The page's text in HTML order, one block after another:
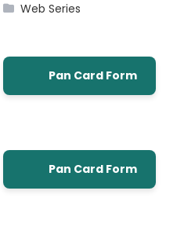
Web Series
Pan Card Form
Pan Card Form